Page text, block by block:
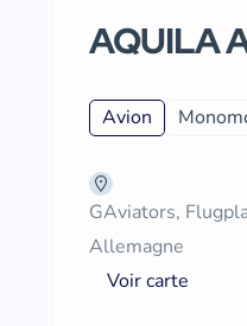
AQUILA
Avion
GAviators,
Allemagne
Voir carte